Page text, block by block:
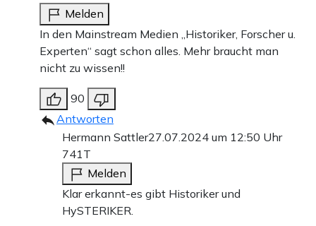
Melden
In den Mainstream Medien „Historiker, Forscher u.
Experten“ sagt schon alles. Mehr braucht man
nicht zu wissen!!
90
Antworten
Hermann Sattler27.07.2024 um 12:50 Uhr
741T
Melden
Klar erkannt-es gibt Historiker und
HySTERIKER.